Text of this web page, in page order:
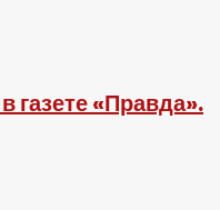
газете «Правда».